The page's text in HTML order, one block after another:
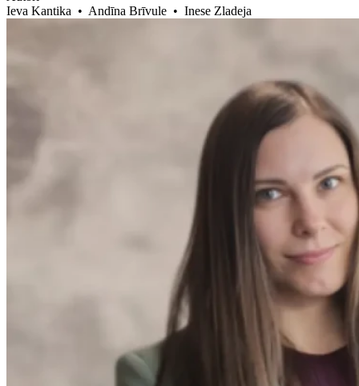
Ieva Kantika • Andīna Brīvule • Inese Zladeja